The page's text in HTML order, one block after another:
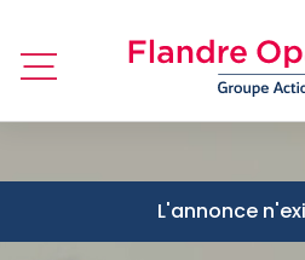
L'annonce